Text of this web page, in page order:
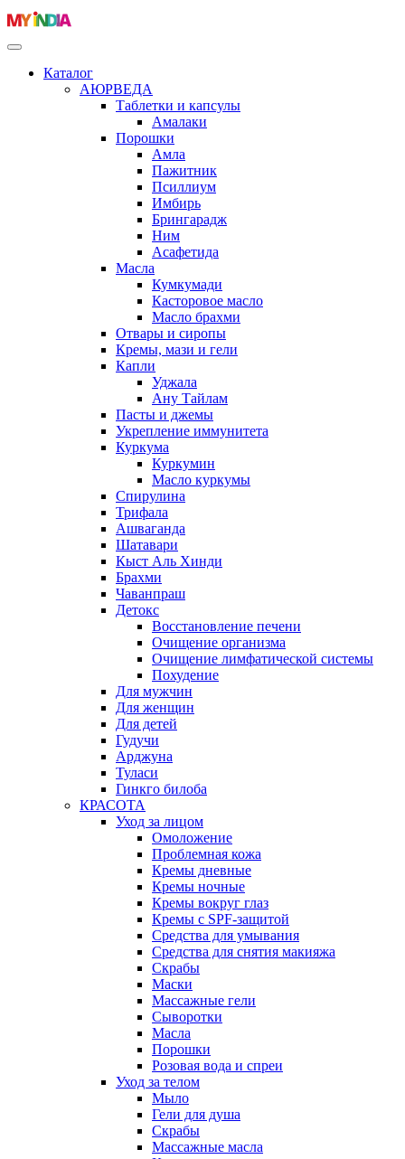
Каталог
АЮРВЕДА
Таблетки и капсулы
Амалаки
Порошки
Амла
Пажитник
Псиллиум
Имбирь
Брингарадж
Ним
Асафетида
Масла
Кумкумади
Касторовое масло
Масло брахми
Отвары и сиропы
Кремы, мази и гели
Капли
Уджала
Ану Тайлам
Пасты и джемы
Укрепление иммунитета
Куркума
Куркумин
Масло куркумы
Спирулина
Трифала
Ашваганда
Шатавари
Кыст Аль Хинди
Брахми
Чаванпраш
Детокс
Восстановление печени
Очищение организма
Очищение лимфатической системы
Похудение
Для мужчин
Для женщин
Для детей
Гудучи
Арджуна
Туласи
Гинкго билоба
КРАСОТА
Уход за лицом
Омоложение
Проблемная кожа
Кремы дневные
Кремы ночные
Кремы вокруг глаз
Кремы с SPF-защитой
Средства для умывания
Средства для снятия макияжа
Скрабы
Маски
Массажные гели
Сыворотки
Масла
Порошки
Розовая вода и спреи
Уход за телом
Мыло
Гели для душа
Скрабы
Массажные масла